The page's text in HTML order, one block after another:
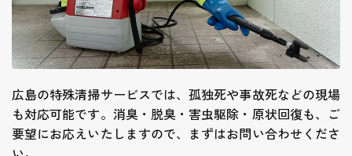
広島の特殊清掃サービスでは、孤独死や事故死などの現場
も対応可能です。消臭・脱臭・害虫駆除・原状回復も、ご
要望にお応えいたしますので、まずはお問い合わせくださ